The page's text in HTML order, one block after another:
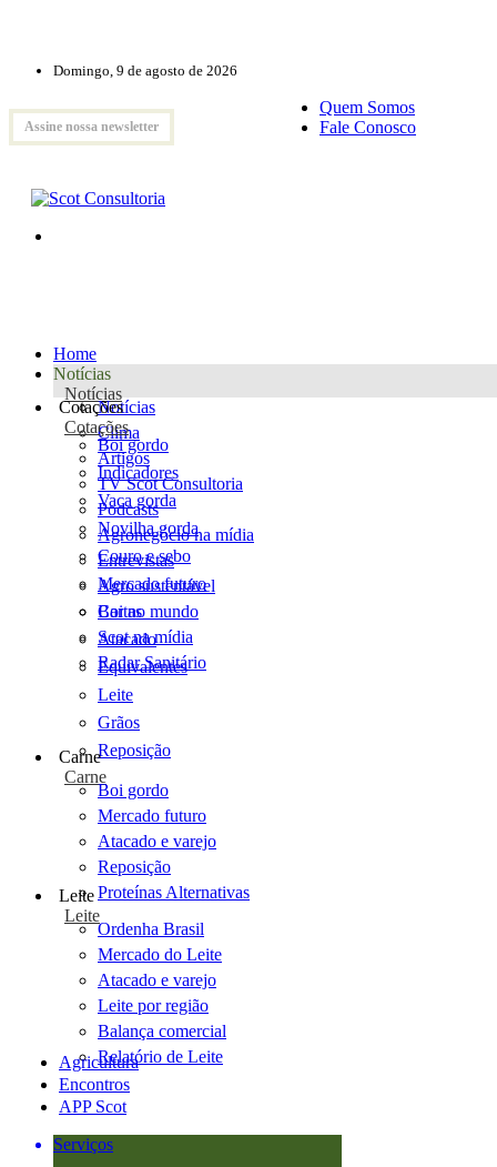
Domingo, 9 de agosto de 2026
Assine nossa newsletter
Quem Somos
Fale Conosco
Home
Notícias
Notícias
Notícias
Clima
Artigos
TV Scot Consultoria
Podcasts
Agronegócio na mídia
Entrevistas
Agro sustentável
Cartas
Scot na mídia
Radar Sanitário
Cotações
Cotações
Boi gordo
Indicadores
Vaca gorda
Novilha gorda
Couro e sebo
Mercado futuro
Boi no mundo
Atacado
Equivalentes
Leite
Grãos
Reposição
Carne
Carne
Boi gordo
Mercado futuro
Atacado e varejo
Reposição
Proteínas Alternativas
Leite
Leite
Ordenha Brasil
Mercado do Leite
Atacado e varejo
Leite por região
Balança comercial
Relatório de Leite
Agricultura
Encontros
APP Scot
Serviços